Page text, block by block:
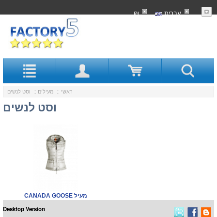
עִברִית ₪
ראשי :: מעילים :: וסט לנשים
וסט לנשים
CANADA GOOSE מעיל
Desktop Version